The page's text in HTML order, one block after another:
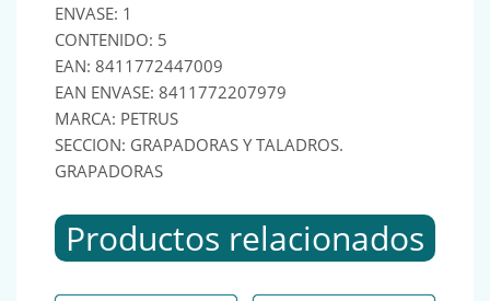
ENVASE: 1
CONTENIDO: 5
EAN: 8411772447009
EAN ENVASE: 8411772207979
MARCA: PETRUS
SECCION: GRAPADORAS Y TALADROS.
GRAPADORAS
Productos relacionados